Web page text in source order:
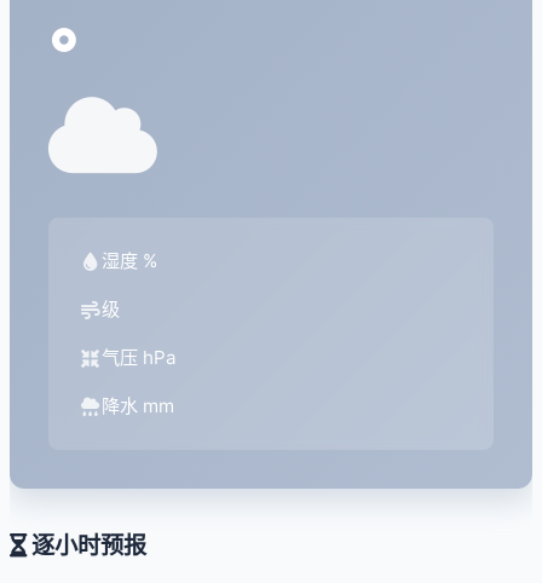
°
湿度 %
级
气压 hPa
降水 mm
逐小时预报